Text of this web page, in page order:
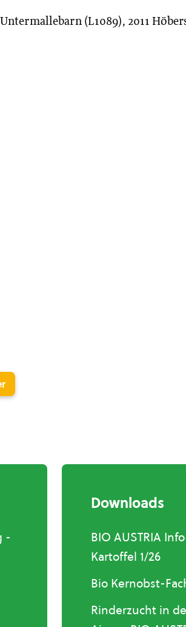
(L1089), 2011
-
Downloads
BIO AUSTRIA
Kartoffel 1/26
Bio Kernobst-
Rinderzucht in